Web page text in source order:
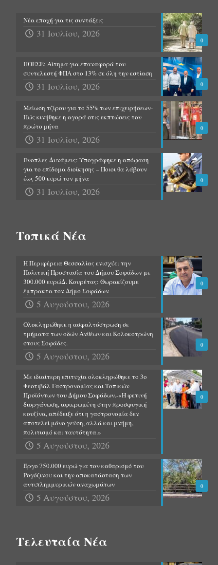
0
Νέα εποχή για τις συντάξεις
31 Ιουλίου, 2026
0
ΠΟΕΣΕ: Αίτημα για επαναφορά του
συντελεστή ΦΠΑ στο 13% σε όλη την εστίαση
31 Ιουλίου, 2026
0
Μείωση τζίρου για το 55% των επιχειρήσεων-
Πώς κινήθηκε η αγορά στις εκπτώσεις τον
πρώτο μήνα
31 Ιουλίου, 2026
0
Ένοπλες Δυνάμεις: Υπογράφηκε η απόφαση
για το επίδομα διοίκησης – Ποιοι θα λάβουν
έως 500 ευρώ τον μήνα
31 Ιουλίου, 2026
Τοπικά Νέα
0
Η Περιφέρεια Θεσσαλίας ενισχύει την
Πολιτική Προστασία του Δήμου Σοφάδων με
300.000 ευρώΔ. Κουρέτας: Θωρακίζουμε
έμπρακτα τον Δήμο Σοφάδων
5 Αυγούστου, 2026
0
Ολοκληρώθηκε η ασφαλτόστρωση σε
τμήματα των οδών Ανθέων και Κολοκοτρώνη
στους Σοφάδες.
5 Αυγούστου, 2026
0
Με ιδιαίτερη επιτυχία ολοκληρώθηκε το 3ο
Φεστιβάλ Γαστρονομίας και Τοπικών
Προϊόντων του Δήμου Σοφάδων.-«Η φετινή
διοργάνωση, αφιερωμένη στην προσφυγική
κουζίνα, απέδειξε ότι η γαστρονομία δεν
αποτελεί μόνο γεύση, αλλά και μνήμη,
πολιτισμό και ταυτότητα.»
5 Αυγούστου, 2026
0
Έργο 750.000 ευρώ για τον καθαρισμό του
Ρογόζινου και την αποκατάσταση των
αντιπλημμυρικών αναχωμάτων
5 Αυγούστου, 2026
Τελευταία Νέα